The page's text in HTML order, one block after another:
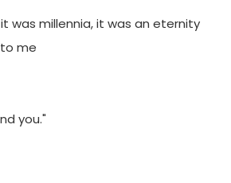
was millennia, it was an eternity
me
you."